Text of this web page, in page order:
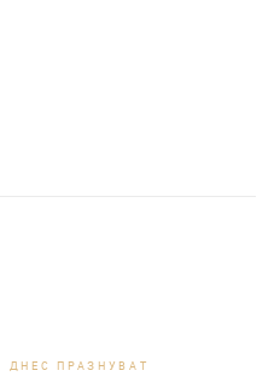
ДНЕС ПРАЗНУВАТ